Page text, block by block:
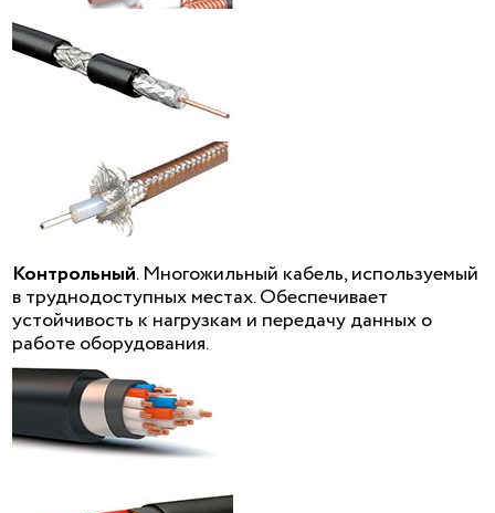
Контрольный. Многожильный кабель, используемый
в труднодоступных местах. Обеспечивает
устойчивость к нагрузкам и передачу данных о
работе оборудования.